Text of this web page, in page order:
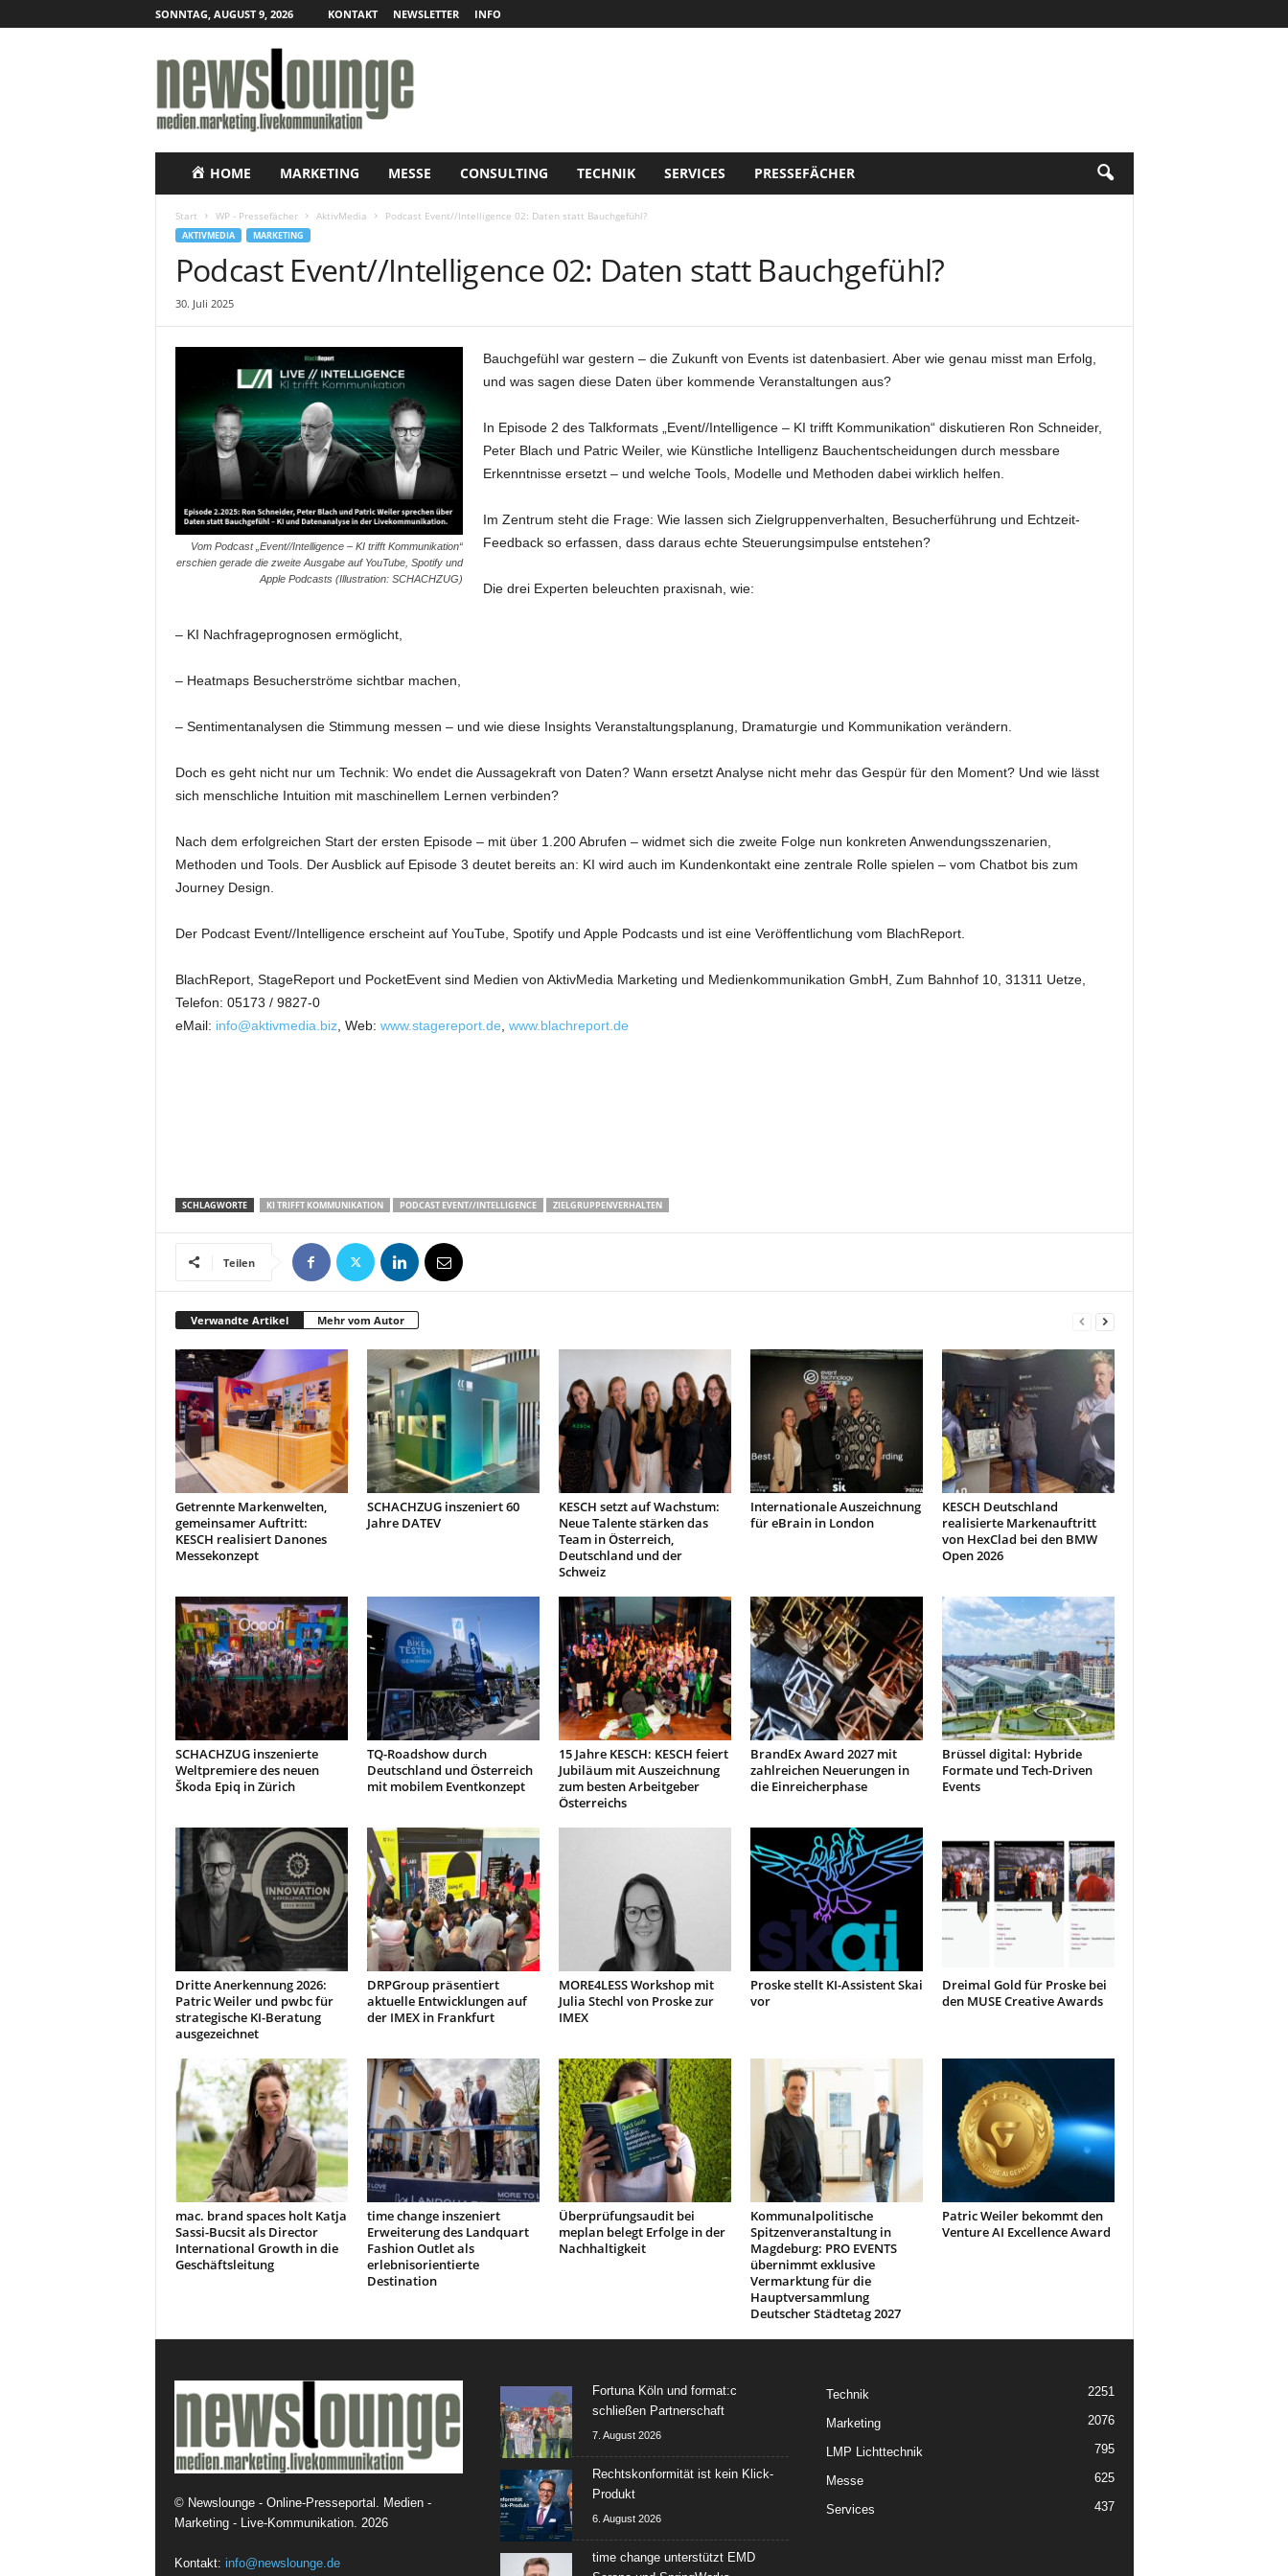
SONNTAG, AUGUST 9, 2026 KONTAKT NEWSLETTER INFO
e
s
i
i
t
HOME MARKETING MESSE CONSULTING TECHNIK SERVICES PRESSEFÄCHER
Start WP - Pressefächer AktivMedia Podcast Event//Intelligence 02: Daten statt Bauchgefühl?
AKTIVMEDIA MARKETING
Podcast Event//Intelligence 02: Daten statt Bauchgefühl?
30. Juli 2025
Vom Podcast „Event//Intelligence – KI trifft Kommunikation“
erschien gerade die zweite Ausgabe auf YouTube, Spotify und
Apple Podcasts (Illustration: SCHACHZUG)
Bauchgefühl war gestern – die Zukunft von Events ist datenbasiert. Aber wie genau misst man Erfolg,
und was sagen diese Daten über kommende Veranstaltungen aus?
In Episode 2 des Talkformats „Event//Intelligence – KI trifft Kommunikation“ diskutieren Ron Schneider,
Peter Blach und Patric Weiler, wie Künstliche Intelligenz Bauchentscheidungen durch messbare
Erkenntnisse ersetzt – und welche Tools, Modelle und Methoden dabei wirklich helfen.
Im Zentrum steht die Frage: Wie lassen sich Zielgruppenverhalten, Besucherführung und Echtzeit-
Feedback so erfassen, dass daraus echte Steuerungsimpulse entstehen?
Die drei Experten beleuchten praxisnah, wie:
– KI Nachfrageprognosen ermöglicht,
– Heatmaps Besucherströme sichtbar machen,
– Sentimentanalysen die Stimmung messen – und wie diese Insights Veranstaltungsplanung, Dramaturgie und Kommunikation verändern.
Doch es geht nicht nur um Technik: Wo endet die Aussagekraft von Daten? Wann ersetzt Analyse nicht mehr das Gespür für den Moment? Und wie lässt
sich menschliche Intuition mit maschinellem Lernen verbinden?
Nach dem erfolgreichen Start der ersten Episode – mit über 1.200 Abrufen – widmet sich die zweite Folge nun konkreten Anwendungsszenarien,
Methoden und Tools. Der Ausblick auf Episode 3 deutet bereits an: KI wird auch im Kundenkontakt eine zentrale Rolle spielen – vom Chatbot bis zum
Journey Design.
Der Podcast Event//Intelligence erscheint auf YouTube, Spotify und Apple Podcasts und ist eine Veröffentlichung vom BlachReport.
BlachReport, StageReport und PocketEvent sind Medien von AktivMedia Marketing und Medienkommunikation GmbH, Zum Bahnhof 10, 31311 Uetze,
Telefon: 05173 / 9827-0
eMail: info@aktivmedia.biz, Web: www.stagereport.de www.blachreport.de
SCHLAGWORTE KI TRIFFT KOMMUNIKATION PODCAST EVENT//INTELLIGENCE ZIELGRUPPENVERHALTEN
Teilen
Verwandte Artikel Mehr vom Autor
Getrennte Markenwelten,
gemeinsamer Auftritt:
KESCH realisiert Danones
Messekonzept
SCHACHZUG inszeniert 60
Jahre DATEV
KESCH setzt auf Wachstum:
Neue Talente stärken das
Team in Österreich,
Deutschland und der
Schweiz
Internationale Auszeichnung
für eBrain in London
KESCH Deutschland
realisierte Markenauftritt
von HexClad bei den BMW
Open 2026
SCHACHZUG inszenierte
Weltpremiere des neuen
Škoda Epiq in Zürich
TQ-Roadshow durch
Deutschland und Österreich
mit mobilem Eventkonzept
15 Jahre KESCH: KESCH feiert
Jubiläum mit Auszeichnung
zum besten Arbeitgeber
Österreichs
BrandEx Award 2027 mit
zahlreichen Neuerungen in
die Einreicherphase
Brüssel digital: Hybride
Formate und Tech-Driven
Events
Dritte Anerkennung 2026:
Patric Weiler und pwbc für
strategische KI-Beratung
ausgezeichnet
DRPGroup präsentiert
aktuelle Entwicklungen auf
der IMEX in Frankfurt
MORE4LESS Workshop mit
Julia Stechl von Proske zur
IMEX
Proske stellt KI-Assistent Skai
vor
Dreimal Gold für Proske bei
den MUSE Creative Awards
mac. brand spaces holt Katja
Sassi-Bucsit als Director
International Growth in die
Geschäftsleitung
time change inszeniert
Erweiterung des Landquart
Fashion Outlet als
erlebnisorientierte
Destination
Überprüfungsaudit bei
meplan belegt Erfolge in der
Nachhaltigkeit
Kommunalpolitische
Spitzenveranstaltung in
Magdeburg: PRO EVENTS
übernimmt exklusive
Vermarktung für die
Hauptversammlung
Deutscher Städtetag 2027
Patric Weiler bekommt den
Venture AI Excellence Award
© Newslounge - Online-Presseportal. Medien -
Marketing - Live-Kommunikation. 2026
Kontakt: info@newslounge.de
Fortuna Köln und format:c
schließen Partnerschaft
7. August 2026
Rechtskonformität ist kein Klick-
Produkt
6. August 2026
time change unterstützt EMD
Technik 2251
Marketing 2076
LMP Lichttechnik 795
Messe 625
Services 437